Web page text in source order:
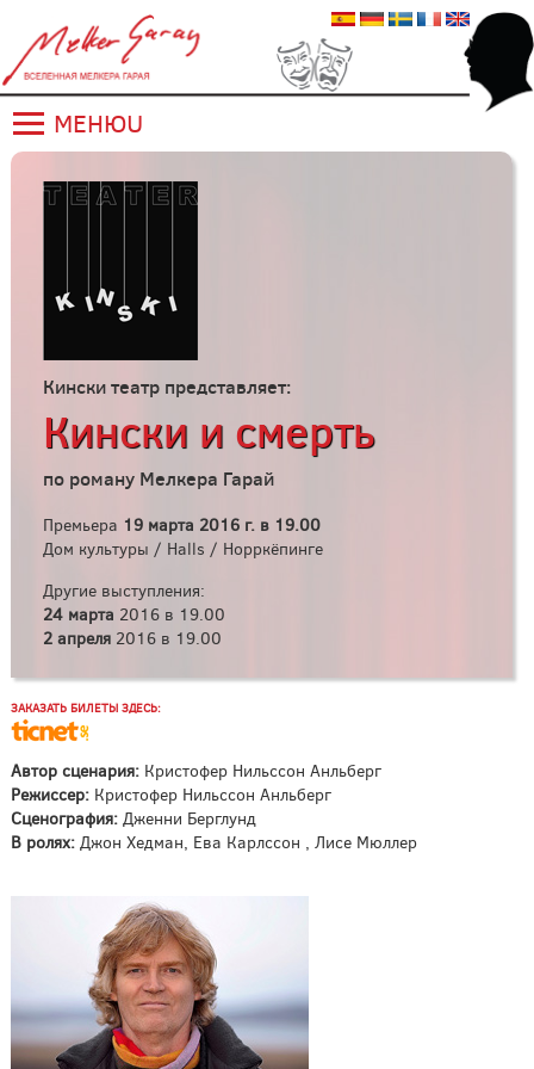
МЕНЮU
Кински театр представляет:
Кински и смерть
по роману Мелкерa Гарай
Премьера 19 марта 2016 г. в 19.00
Дом культуры / Halls / Норркёпинге
Другие выступления:
24 марта 2016 в 19.00
2 апреля2016 в 19.00
ЗАКАЗАТЬ БИЛЕТЫ ЗДЕСЬ:
Автор сценария:Кристофер Нильссон Анльберг
Режиссер:Кристофер Нильссон Анльберг
Сценография:Дженни Берглунд
В ролях:Джон Хедман, Ева Карлссон , Лисе Мюллер